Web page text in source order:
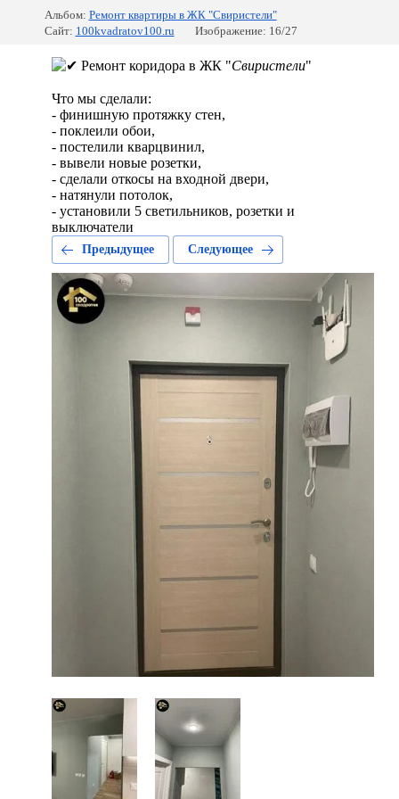
Альбом: Ремонт квартиры в ЖК "Свиристели"
Сайт: 100kvadratov100.ru Изображение: 16/27
Ремонт коридора в ЖК "Свиристели"
Что мы сделали:
- финишную протяжку стен,
- поклеили обои,
- постелили кварцвинил,
- вывели новые розетки,
- сделали откосы на входной двери,
- натянули потолок,
- установили 5 светильников, розетки и
выключатели
Предыдущее Следующее